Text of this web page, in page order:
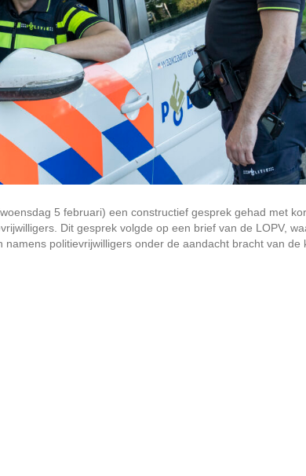
5 februari) een constructief gesprek gehad met
Dit gesprek volgde op een brief van de LOPV,
politievrijwilligers onder de aandacht bracht van de